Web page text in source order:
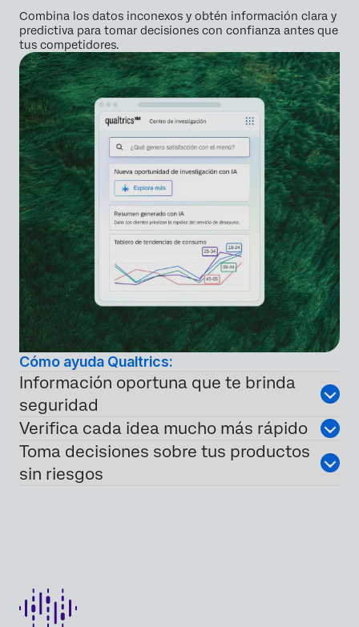
Combina los datos inconexos y obtén información clara y
predictiva para tomar decisiones con confianza antes que
tus competidores.
Cómo ayuda Qualtrics:
Información oportuna que te brinda
seguridad
Verifica cada idea mucho más rápido
Toma decisiones sobre tus productos
sin riesgos